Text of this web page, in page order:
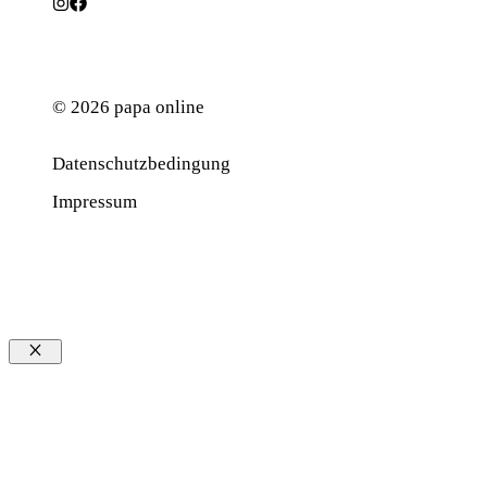
© 2026 papa online
Datenschutzbedingung
Impressum
Schließen